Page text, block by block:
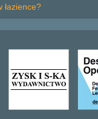
łazience?